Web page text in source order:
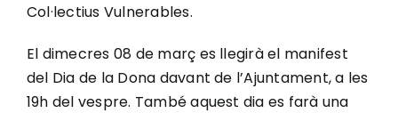
Col·lectius Vulnerables.
El dimecres 08 de març es llegirà el manifest
del Dia de la Dona davant de l’Ajuntament, a les
19h del vespre. També aquest dia es farà una